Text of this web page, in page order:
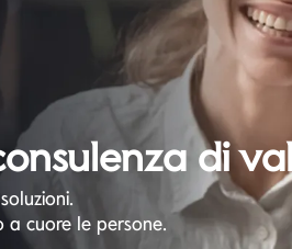
di
a cuore le persone.